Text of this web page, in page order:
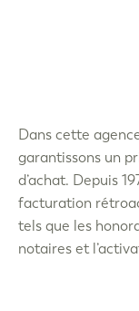
Dans cette
garantissons un
d’achat. Depuis
facturation
tels que les
notaires et